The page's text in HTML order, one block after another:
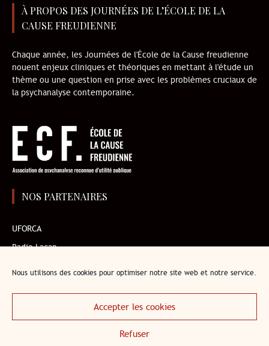
Nous utilisons des cookies pour optimiser notre site web et notre service.
Accepter les cookies
Refuser
À PROPOS DES JOURNÉES DE L’ÉCOLE DE LA
CAUSE FREUDIENNE
Chaque année, les Journées de l'École de la Cause freudienne
nouent enjeux cliniques et théoriques en mettant à l'étude un
thème ou une question en prise avec les problèmes cruciaux de
la psychanalyse contemporaine.
NOS PARTENAIRES
UFORCA
Radio Lacan
Librairie en ligne de l’ECF
mentions légales Politique de cookies